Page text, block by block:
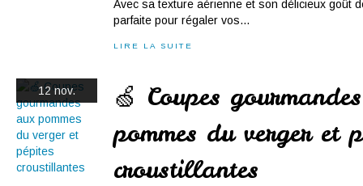
Avec sa texture aérienne et son délicieux goût
parfaite pour régaler vos...
LIRE LA SUITE
12 nov.
🍏 Coupes
pommes du verger et
croustillantes